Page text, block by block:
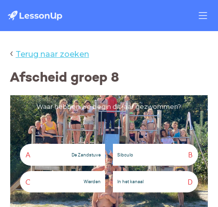
‹ Terug naar zoeken
Afscheid groep 8
Waar hebben we begin dit jaar gezwommen?
A De Zandstuve B
Sibculo
C Wierden D
In het kanaal